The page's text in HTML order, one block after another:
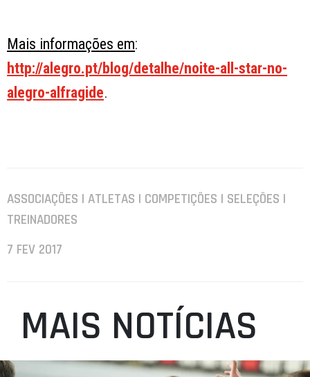
Mais informações em:
http://alegro.pt/blog/detalhe/noite-all-star-no-
alegro-alfragide.
ASSOCIAÇÕES | ATLETAS | COMPETIÇÕES | SELEÇÕES |
TREINADORES
7 FEV 2017
MAIS NOTÍCIAS